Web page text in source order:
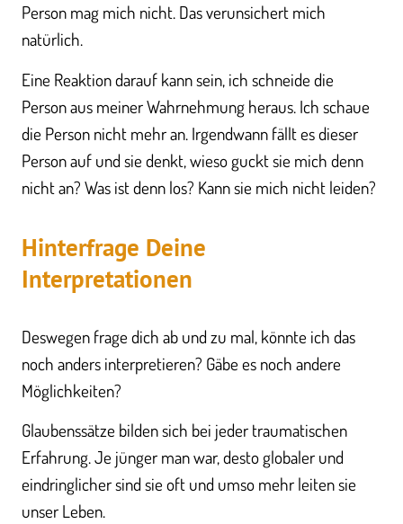
Person mag mich nicht. Das verunsichert mich
natürlich.
Eine Reaktion darauf kann sein, ich schneide die
Person aus meiner Wahrnehmung heraus. Ich schaue
die Person nicht mehr an. Irgendwann fällt es dieser
Person auf und sie denkt, wieso guckt sie mich denn
nicht an? Was ist denn los? Kann sie mich nicht leiden?
Hinterfrage Deine
Interpretationen​
Deswegen frage dich ab und zu mal, könnte ich das
noch anders interpretieren? Gäbe es noch andere
Möglichkeiten?
Glaubenssätze bilden sich bei jeder traumatischen
Erfahrung. Je jünger man war, desto globaler und
eindringlicher sind sie oft und umso mehr leiten sie
unser Leben.